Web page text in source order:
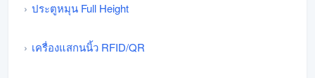
ประตูหมุน Full Height
เครื่องแสกนนิ้ว RFID/QR